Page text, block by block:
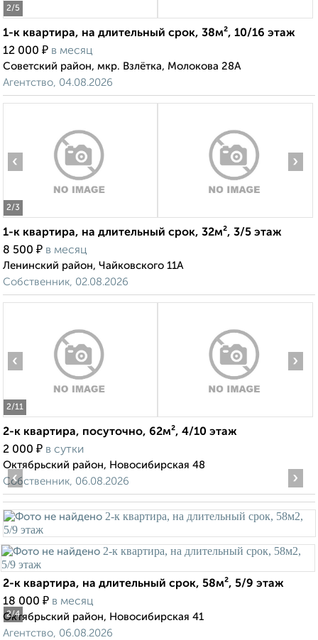
2/5
1-к квартира, на длительный срок, 38м², 10/16 этаж
12 000 ₽ в месяц
Советский район, мкр. Взлётка, Молокова 28А
Агентство, 04.08.2026
2/3
‹ ›
1-к квартира, на длительный срок, 32м², 3/5 этаж
8 500 ₽ в месяц
Ленинский район, Чайковского 11А
Собственник, 02.08.2026
2/11
‹ ›
2-к квартира, посуточно, 62м², 4/10 этаж
2 000 ₽ в сутки
Октябрьский район, Новосибирская 48
Собственник, 06.08.2026
2/4
‹ ›
2-к квартира, на длительный срок, 58м², 5/9 этаж
18 000 ₽ в месяц
Октябрьский район, Новосибирская 41
Агентство, 06.08.2026